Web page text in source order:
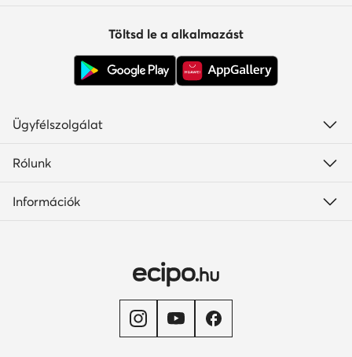
Töltsd le a alkalmazást
Ügyfélszolgálat
Rólunk
Információk